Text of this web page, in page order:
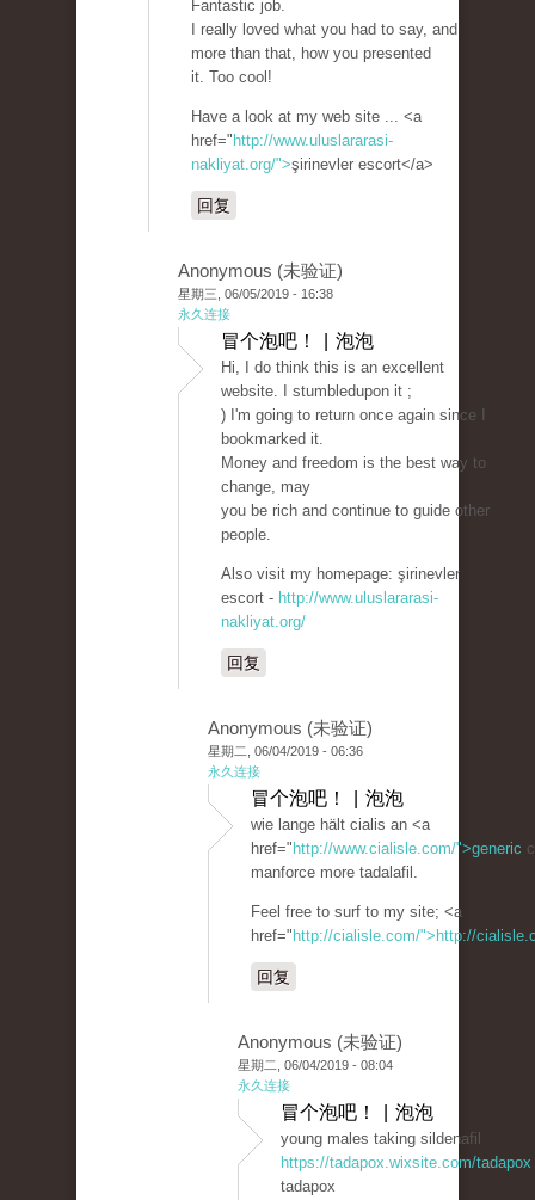
Fantastic job.
I really loved what you had to say, and
more than that, how you presented
it. Too cool!
Have a look at my web site ... <a
href=" http://www.uluslararasi-
nakliyat.org/">şirinevler escort</a>
回复
Anonymous (未验证)
星期三, 06/05/2019 - 16:38
永久连接
冒个泡吧！ | 泡泡
Hi, I do think this is an excellent
website. I stumbledupon it ;
) I'm going to return once again since I
bookmarked it.
Money and freedom is the best way to
change, may
you be rich and continue to guide other
people.
Also visit my homepage: şirinevler
escort - http://www.uluslararasi-
nakliyat.org/
回复
Anonymous (未验证)
星期二, 06/04/2019 - 06:36
永久连接
冒个泡吧！ | 泡泡
wie lange hält cialis an <a
href=" http://www.cialisle.com/">generic
manforce more tadalafil.
Feel free to surf to my site; <a
href=" http://cialisle.com/">http://
回复
Anonymous (未验证)
星期二, 06/04/2019 - 08:04
永久连接
冒个泡吧！ | 泡泡
young males taking sildenafil
https://tadapox.wixsite.com/tadapox
tadapox